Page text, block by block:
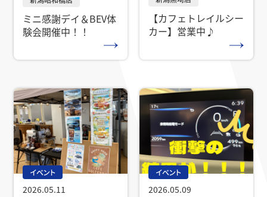
ミニ感謝デイ＆BEV体
験会開催中！！
【カフェトレイルシー
カー】営業中♪
イベント
2026.05.11
イベント
2026.05.09